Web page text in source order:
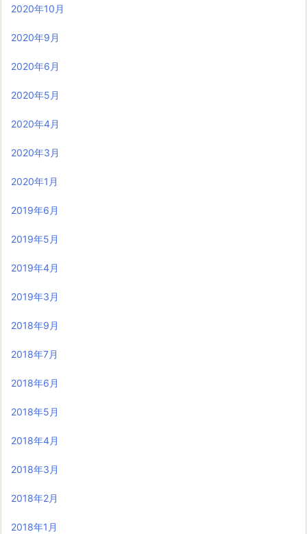
2020年10月
2020年9月
2020年6月
2020年5月
2020年4月
2020年3月
2020年1月
2019年6月
2019年5月
2019年4月
2019年3月
2018年9月
2018年7月
2018年6月
2018年5月
2018年4月
2018年3月
2018年2月
2018年1月